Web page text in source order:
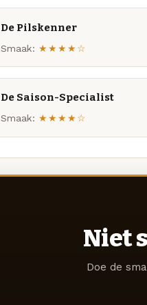
De Pilskenner
Smaak: ★★★★☆
De Saison-Specialist
Smaak: ★★★★☆
Niet
Doe de